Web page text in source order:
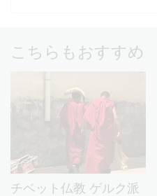
こちらもおすすめ
チベット仏教 ゲルク派